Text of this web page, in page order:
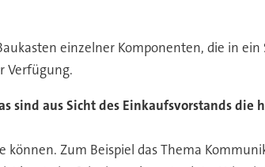
einzelner Komponenten, die in
Verfügung.
sind aus Sicht des Einkaufsvorstands
Zum Beispiel das Thema